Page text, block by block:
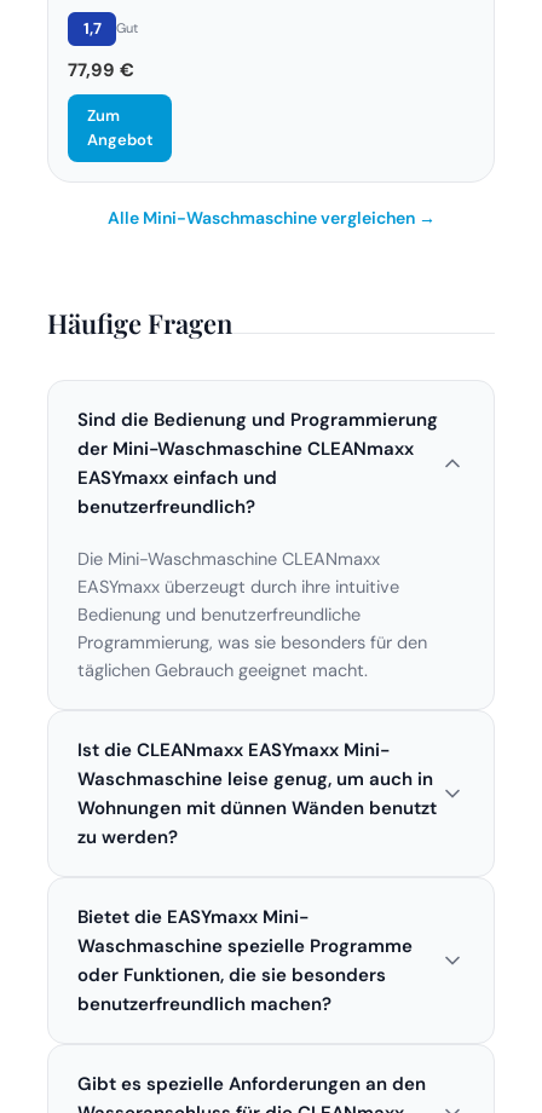
1,7 Gut
77,99 €
Zum
Angebot
Alle Mini-Waschmaschine vergleichen →
Häufige Fragen
Sind die Bedienung und Programmierung
der Mini-Waschmaschine CLEANmaxx
EASYmaxx einfach und
benutzerfreundlich?
Die Mini-Waschmaschine CLEANmaxx
EASYmaxx überzeugt durch ihre intuitive
Bedienung und benutzerfreundliche
Programmierung, was sie besonders für den
täglichen Gebrauch geeignet macht.
Ist die CLEANmaxx EASYmaxx Mini-
Waschmaschine leise genug, um auch in
Wohnungen mit dünnen Wänden benutzt
zu werden?
dank ihrer innovativen Technologie leise im
Betrieb. Sie eignet sich gut für den Einsatz in
Wohnungen oder Wohnheimen.
Bietet die EASYmaxx Mini-
Waschmaschine spezielle Programme
oder Funktionen, die sie besonders
benutzerfreundlich machen?
über verschiedene Waschprogramme, die sie
Gibt es spezielle Anforderungen an den